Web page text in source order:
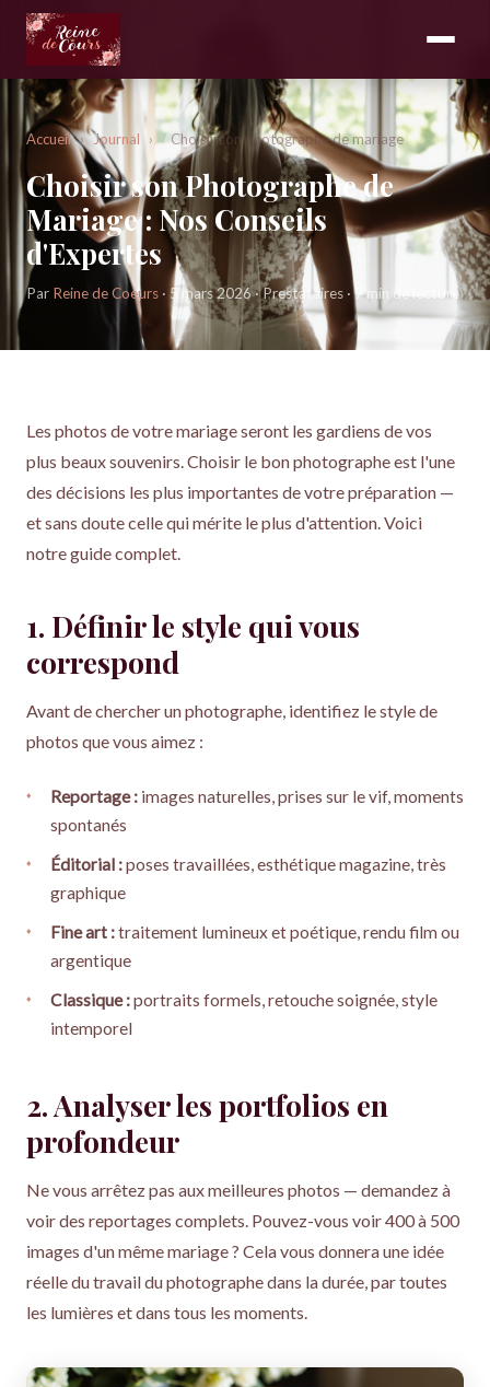
Accueil › Journal › Choisir son photographe de mariage
Choisir son Photographe de
Mariage : Nos Conseils
d'Expertes
Par Reine de Coeurs · 5 mars 2026 · Prestataires · 7 min de lecture
Les photos de votre mariage seront les gardiens de vos
plus beaux souvenirs. Choisir le bon photographe est l'une
des décisions les plus importantes de votre préparation —
et sans doute celle qui mérite le plus d'attention. Voici
notre guide complet.
1. Définir le style qui vous
correspond
Avant de chercher un photographe, identifiez le style de
photos que vous aimez :
Reportage : images naturelles, prises sur le vif, moments
spontanés
Éditorial :poses travaillées, esthétique magazine, très
graphique
Fine art :traitement lumineux et poétique, rendu film ou
argentique
Classique :portraits formels, retouche soignée, style
intemporel
2. Analyser les portfolios en
profondeur
Ne vous arrêtez pas aux meilleures photos — demandez à
voir des reportages complets. Pouvez-vous voir 400 à 500
images d'un même mariage ? Cela vous donnera une idée
réelle du travail du photographe dans la durée, par toutes
les lumières et dans tous les moments.